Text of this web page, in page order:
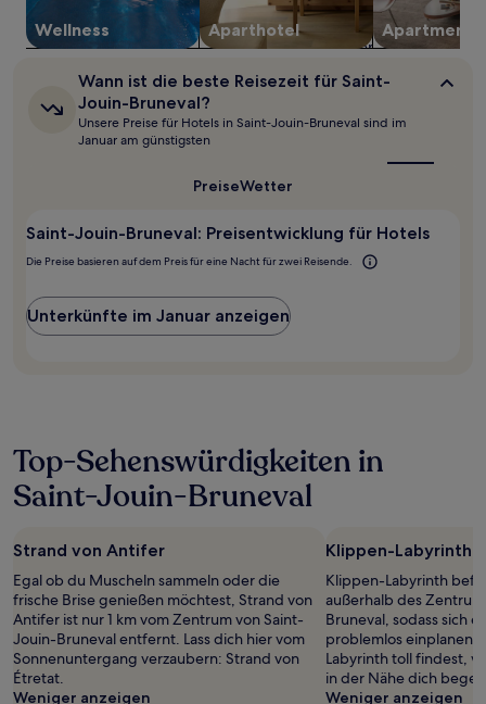
Es
können
Bedingungen
gelten.
Wellness Aparthotel Apartment
Wann
ist
die
beste
Reisezeit
Wann ist die beste Reisezeit für Saint-
Jouin-Bruneval?
Unsere Preise für Hotels in Saint-Jouin-Bruneval sind im
Januar am günstigsten
PreiseWetter
Saint-Jouin-Bruneval: Preisentwicklung für Hotels
Die Preise basieren auf dem Preis für eine Nacht für zwei Reisende.
Unterkünfte im Januar anzeigen
Top-Sehenswürdigkeiten in
Saint-Jouin-Bruneval
Strand von Antifer
Egal ob du Muscheln sammeln oder die
frische Brise genießen möchtest, Strand von
Antifer ist nur 1 km vom Zentrum von Saint-
Jouin-Bruneval entfernt. Lass dich hier vom
Sonnenuntergang verzaubern: Strand von
Étretat.
Weniger anzeigen
Klippen-Labyrinth
Klippen-Labyrinth
außerhalb des
Bruneval, sodass sich
problemlos einplanen
Labyrinth toll findest,
in der Nähe dich
Weniger anzeigen